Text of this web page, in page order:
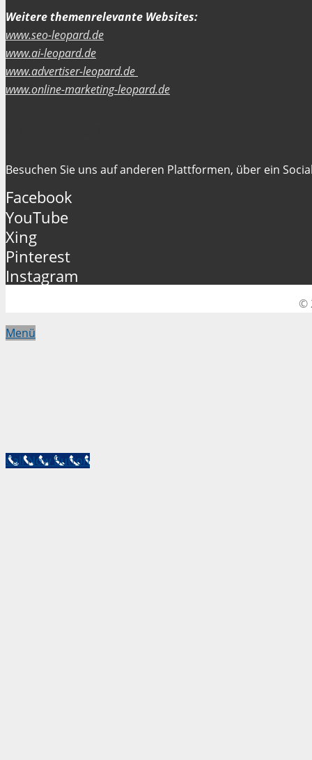
Weitere themenrelevante Websites:
www.seo-leopard.de
www.ai-leopard.de
www.advertiser-leopard.de
www.online-marketing-leopard.de
Besuchen Sie uns auf anderen Plattformen, über ein
Facebook
YouTube
Xing
Pinterest
Instagram
©
Menü
Call Now Button